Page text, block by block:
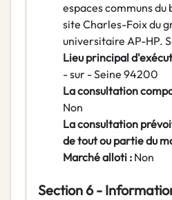
espaces communs du
site Charles-Foix du
universitaire AP-HP.
Lieu principal
- sur - Seine 94200
La consultation
Non
La consultation
de tout ou partie du
Marché alloti : Non
Section 6 -